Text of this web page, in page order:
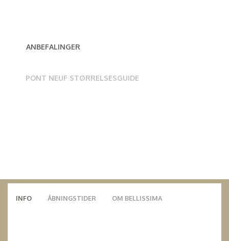
ANBEFALINGER
PONT NEUF STØRRELSESGUIDE
INFO ÅBNINGSTIDER OM BELLISSIMA